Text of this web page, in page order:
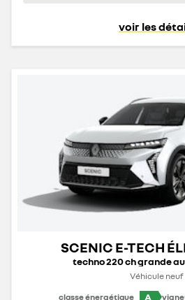
voir les
SCENIC E-TECH
techno 220 ch grande
Véhicule neuf
classe énergétique
A